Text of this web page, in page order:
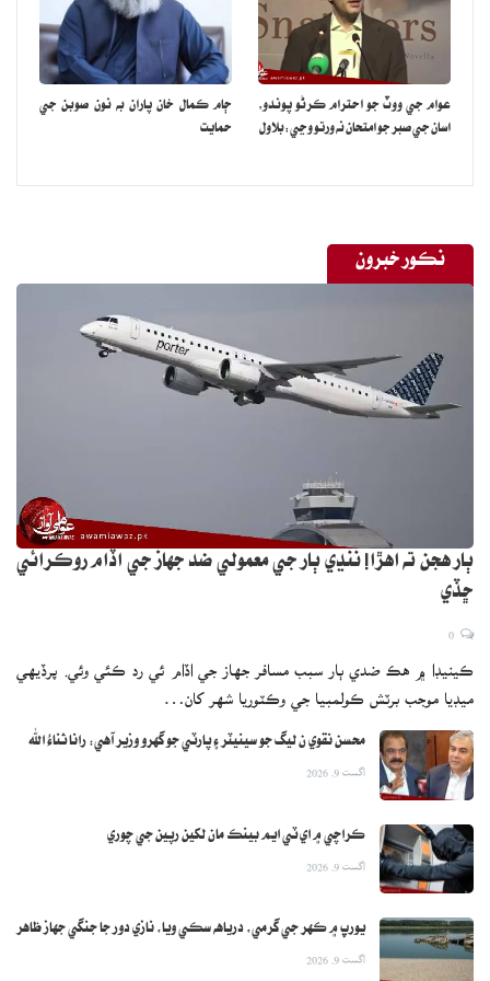
فراهمي بند ڪرڻ تي مجبور ڪري ڇڏيو آهي، هوڏانهن حزب الله چيو آهي
ته اسرائيلي هنڌن تي وڏي انگ ۾ توپ جا گولا ۽ گائيڊڊ ميزائل فائر ڪيا
آهن،حماس چيو ته اسان وٽ نيتن ياهو جي تصور کان وڌيڪ اسرائيلي فوجي
۽ شهري يرغمال آهن، ٻئي پاسي برطانوي وزيراعظم به اسرائيلي وزيراعظم
عوام جي ووٽ جو احترام ڪرڻو پوندو،
اسان جي صبر جو امتحان نه ورتو وڃي:بلاول
ڄام ڪمال خان پاران به نون صوبن جي
حمايت
نڪور خبرون
ٻار هجن ته اهڙا! ننڍي ٻار جي معمولي ضد جهاز جي اڏام روڪرائي
ڇڏي
ڪينيڊا ۾ هڪ ضدي ٻار سبب مسافر جهاز جي اڏام ئي رد ڪئي وئي. پرڏيهي
ميڊيا موجب برٽش ڪولمبيا جي وڪٽوريا شهر کان…
محسن نقوي ن ليگ جو سينيٽر ۽ پارٽي جو گهرو وزير آهي: رانا ثناءُ الله
اگست 9, 2026
ڪراچي ۾ اي ٽي ايم بينڪ مان لکين رپين جي چوري
اگست 9, 2026
يورپ ۾ ڪهر جي گرمي، درياهه سڪي ويا، نازي دور جا جنگي جهاز ظاهر
اگست 9, 2026